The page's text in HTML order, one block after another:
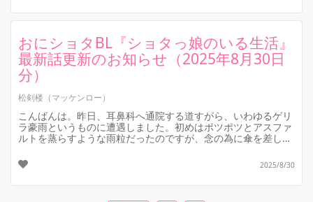
おにショタBL『ショタっ娘のいる生活』
最新話更新のお知らせ（2025年8月30日
分）
松剣楼（マッケンロー）
こんばんは。昨日、耳鼻科へ通院する道すがら、いわゆるゲリ
ラ豪雨というものに遭遇しました。初めはポツポツとアスファ
ルトを蒸らすような雨粒だったのですが、念の為に傘を差した
2025/8/30